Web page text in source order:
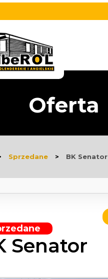
Oferta
Sprzedane > BK Senator
Senator